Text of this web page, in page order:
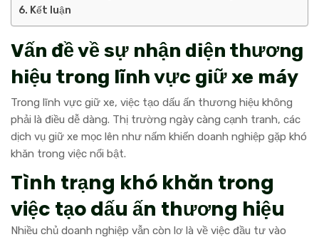
Kết luận
Vấn đề về sự nhận diện thương
hiệu trong lĩnh vực giữ xe máy
Trong lĩnh vực giữ xe, việc tạo dấu ấn thương hiệu không
phải là điều dễ dàng. Thị trường ngày càng cạnh tranh, các
dịch vụ giữ xe mọc lên như nấm khiến doanh nghiệp gặp khó
khăn trong việc nổi bật.
Tình trạng khó khăn trong
việc tạo dấu ấn thương hiệu
Nhiều chủ doanh nghiệp vẫn còn lơ là về việc đầu tư vào